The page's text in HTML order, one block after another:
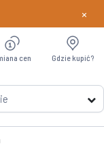
Dowiedz
×
cen Gdzie kupić?